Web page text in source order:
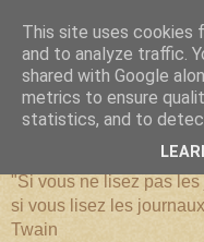
SERIATIM
"Si vous ne lisez pas
si vous lisez les
Twain
This site uses cookies
and to analyze traffic.
shared with Google
metrics to ensure
statistics, and to